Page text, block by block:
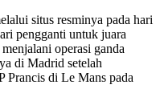
situs resminya pada hari
pengganti untuk juara
operasi ganda
di Madrid setelah
Prancis di Le Mans pada